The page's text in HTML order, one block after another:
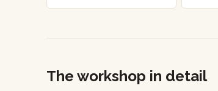
The workshop in detail